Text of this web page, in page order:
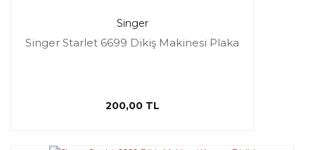
Singer
Singer Starlet 6699 Dikiş Makinesi Plaka
200,00 TL